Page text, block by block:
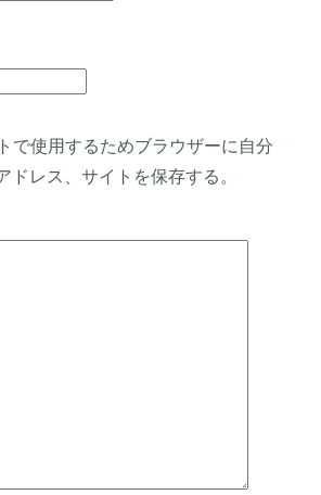
で使用するためブラウザーに自分
ドレス、サイトを保存する。